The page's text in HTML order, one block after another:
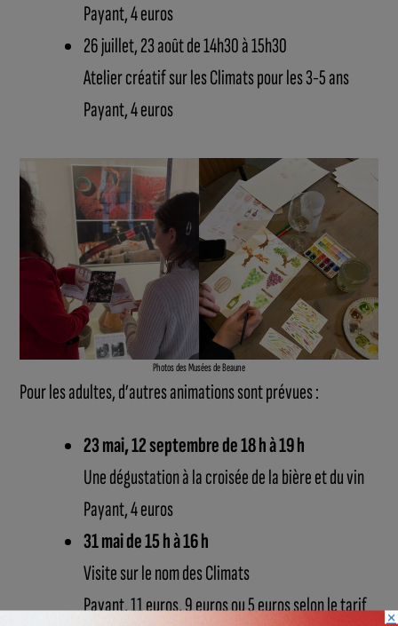
Payant, 4 euros
26 juillet, 23 août de 14h30 à 15h30
Atelier créatif sur les Climats pour les 3-5 ans
Payant, 4 euros
Photos des Musées de Beaune
Pour les adultes, d’autres animations sont prévues :
23 mai, 12 septembre de 18 h à 19 h
Une dégustation à la croisée de la bière et du vin
Payant, 4 euros
31 mai de 15 h à 16 h
Visite sur le nom des Climats
Payant, 11 euros, 9 euros ou 5 euros selon le tarif
×